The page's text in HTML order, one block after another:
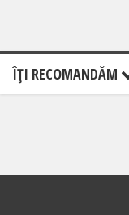
ÎŢI RECOMANDĂM